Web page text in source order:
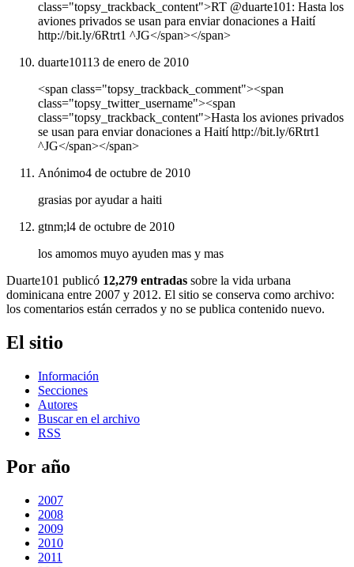
class="topsy_trackback_content">RT @duarte101: Hasta los
aviones privados se usan para enviar donaciones a Haití
http://bit.ly/6Rtrt1 ^JG</span></span>
duarte10113 de enero de 2010
<span class="topsy_trackback_comment"><span
class="topsy_twitter_username"><span
class="topsy_trackback_content">Hasta los aviones privados
se usan para enviar donaciones a Haití http://bit.ly/6Rtrt1
^JG</span></span>
Anónimo4 de octubre de 2010
grasias por ayudar a haiti
gtnm;l4 de octubre de 2010
los amomos muyo ayuden mas y mas
Duarte101 publicó 12,279 entradas sobre la vida urbana
dominicana entre 2007 y 2012. El sitio se conserva como archivo:
los comentarios están cerrados y no se publica contenido nuevo.
El sitio
Información
Secciones
Autores
Buscar en el archivo
RSS
Por año
2007
2008
2009
2010
2011